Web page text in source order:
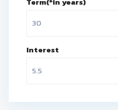
Interest